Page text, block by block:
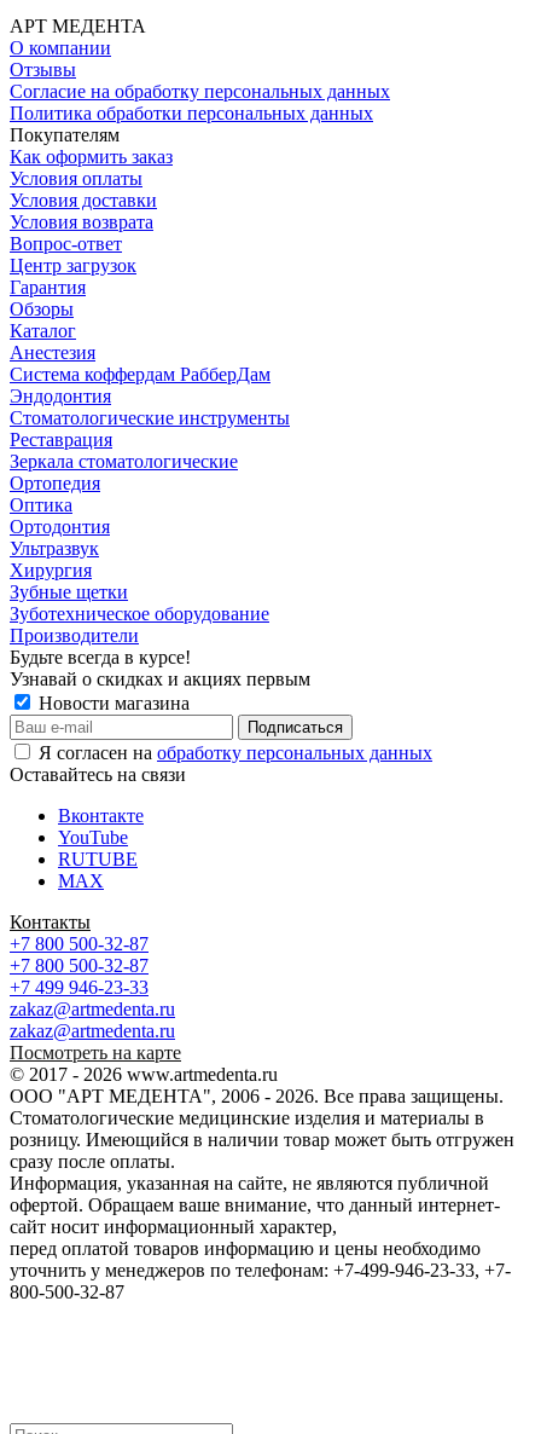
АРТ МЕДЕНТА
О компании
Отзывы
Согласие на обработку персональных данных
Политика обработки персональных данных
Покупателям
Как оформить заказ
Условия оплаты
Условия доставки
Условия возврата
Вопрос-ответ
Центр загрузок
Гарантия
Обзоры
Каталог
Анестезия
Система коффердам РабберДам
Эндодонтия
Стоматологические инструменты
Реставрация
Зеркала стоматологические
Ортопедия
Оптика
Ортодонтия
Ультразвук
Хирургия
Зубные щетки
Зуботехническое оборудование
Производители
Будьте всегда в курсе!
Узнавай о скидках и акциях первым
Новости магазина
Я согласен на обработку персональных данных
Оставайтесь на связи
Вконтакте
YouTube
RUTUBE
MAX
Контакты
+7 800 500-32-87
+7 800 500-32-87
+7 499 946-23-33
zakaz@artmedenta.ru
zakaz@artmedenta.ru
Посмотреть на карте
© 2017 - 2026 www.artmedenta.ru
ООО "АРТ МЕДЕНТА", 2006 - 2026. Все права защищены.
Стоматологические медицинские изделия и материалы в
розницу. Имеющийся в наличии товар может быть отгружен
сразу после оплаты.
Информация, указанная на сайте, не являются публичной
офертой. Обращаем ваше внимание, что данный интернет-
сайт носит информационный характер,
перед оплатой товаров информацию и цены необходимо
уточнить у менеджеров по телефонам: +7-499-946-23-33, +7-
800-500-32-87